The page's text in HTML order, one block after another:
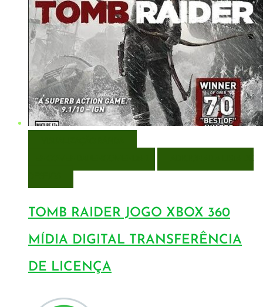
TOMB RAIDER JOGO XBOX 360
MÍDIA DIGITAL TRANSFERÊNCIA
DE LICENÇA